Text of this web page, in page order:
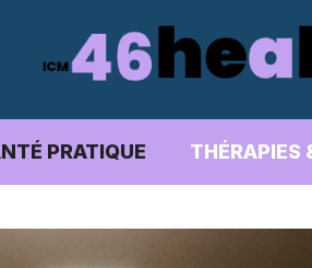
PRATIQUE THÉRAPIES